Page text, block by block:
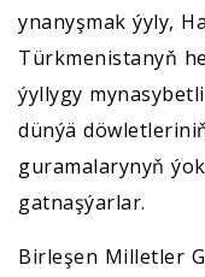
ynanyşmak ýyly,
Türkmenistanyň
ýyllygy
dünýä
guramalarynyň
gatnaşýarlar.
Birleşen Milletler